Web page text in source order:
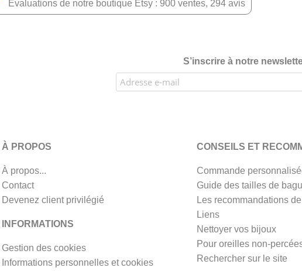
Évaluations de notre boutique Etsy : 900 ventes, 294 avis
S’inscrire à notre
À PROPOS
À propos...
Contact
Devenez client privilégié
INFORMATIONS
Gestion des cookies
Informations personnelles et cookies
CONSEILS ET
Commande
Guide des tailles de
Les recommandations
Liens
Nettoyer vos bijoux
Pour oreilles non-
Rechercher sur le site